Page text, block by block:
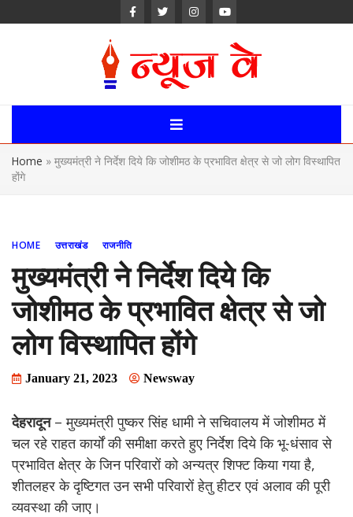
News Way:
Uttarakhand,
Portal
Home » मुख्यमंत्री ने निर्देश दिये कि जोशीमठ के प्रभावित क्षेत्र से जो लोग विस्थापित
होंगे
HOME उत्तराखंड राजनीति
मुख्यमंत्री ने निर्देश दिये कि
जोशीमठ के प्रभावित क्षेत्र से जो
लोग विस्थापित होंगे
January 21, 2023 Newsway
देहरादून– मुख्यमंत्री पुष्कर सिंह धामी ने सचिवालय में जोशीमठ में
चल रहे राहत कार्यों की समीक्षा करते हुए निर्देश दिये कि भू-धंसाव से
प्रभावित क्षेत्र के जिन परिवारों को अन्यत्र शिफ्ट किया गया है,
शीतलहर के दृष्टिगत उन सभी परिवारों हेतु हीटर एवं अलाव की पूरी
व्यवस्था की जाए।